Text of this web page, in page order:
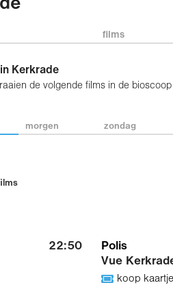
films
Kerkrade
de volgende films in de
morgen zondag
22:50
Polis
Vue
koop kaartje